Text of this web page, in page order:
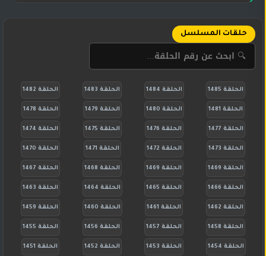
حلقات المسلسل
الحلقة 1485 الحلقة 1484 الحلقة 1483 الحلقة 1482
الحلقة 1481 الحلقة 1480 الحلقة 1479 الحلقة 1478
الحلقة 1477 الحلقة 1476 الحلقة 1475 الحلقة 1474
الحلقة 1473 الحلقة 1472 الحلقة 1471 الحلقة 1470
الحلقة 1469 الحلقة 1469 الحلقة 1468 الحلقة 1467
الحلقة 1466 الحلقة 1465 الحلقة 1464 الحلقة 1463
الحلقة 1462 الحلقة 1461 الحلقة 1460 الحلقة 1459
الحلقة 1458 الحلقة 1457 الحلقة 1456 الحلقة 1455
الحلقة 1454 الحلقة 1453 الحلقة 1452 الحلقة 1451